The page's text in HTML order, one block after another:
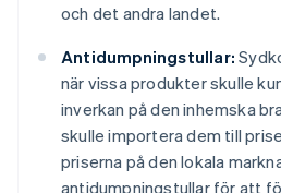
och det andra landet.
Antidumpningstullar:
när vissa produkter skulle
inverkan på den inhemska
skulle importera dem till
priserna på den lokala
antidumpningstullar för att